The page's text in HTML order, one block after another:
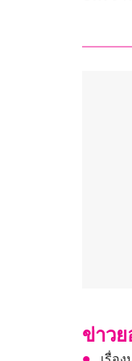
ข่าว